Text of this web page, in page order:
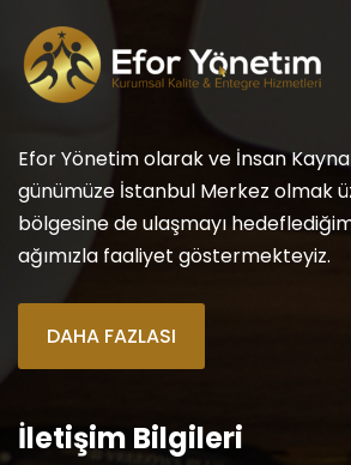
Efor Yönetim olarak ve İnsan
günümüze İstanbul Merkez olmak
bölgesine de ulaşmayı
ağımızla faaliyet göstermekteyiz.
DAHA FAZLASI
İletişim Bilgileri